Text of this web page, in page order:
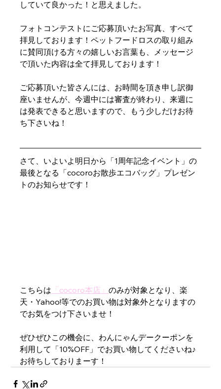
していて良かった！と思えました。
フォトコンテストにご応募頂いたお写真、すべて
拝見しております！ペットフードロスの取り組み
に賛同頂ける方々の嬉しいお言葉も、メッセージ
で頂いた内容は全て拝見しております！
ご応募頂いた皆さんには、お時間を頂き申し訳御
座いませんが、今週中には審査が終わり、来週に
は発表できると思いますので、もう少しだけお待
ち下さいね！
さて、いよいよ明日から「1周年記念イベント」の
最後となる「cocoroお散歩エコバッグ」プレゼン
トのお知らせです！
こちらは 「cocoro本店」のみが対象となり、楽
天・Yahoo!等でのお買い物は対象外となりますの
でお気をつけ下さいませ！
ぜひぜひこの機会に、わんにゃんデークーポンを
利用して「10%OFF」でお買い物してくださいね♪
お待ちしておりまーす！